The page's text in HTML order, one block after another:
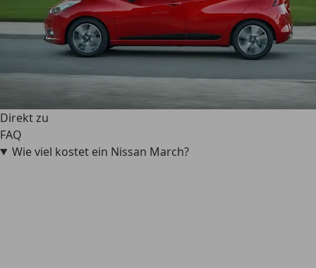
Direkt zu
FAQ
Wie viel kostet ein Nissan March?